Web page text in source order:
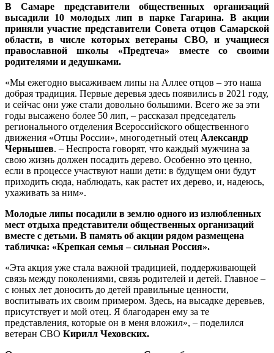
В Самаре представители общественных организаций
высадили 10 молодых лип в парке Гагарина. В акции
приняли участие представители Совета отцов Самарской
области, в числе которых ветераны СВО, и учащиеся
православной школы «Предтеча» вместе со своими
родителями и дедушками.
«Мы ежегодно высаживаем липы на Аллее отцов – это наша
добрая традиция. Первые деревья здесь появились в 2021 году,
и сейчас они уже стали довольно большими. Всего же за эти
годы высажено более 50 лип, – рассказал председатель
регионального отделения Всероссийского общественного
движения «Отцы России», многодетный отец Александр
Чернышев. – Неспроста говорят, что каждый мужчина за
свою жизнь должен посадить дерево. Особенно это ценно,
если в процессе участвуют наши дети: в будущем они будут
приходить сюда, наблюдать, как растет их дерево, и, надеюсь,
ухаживать за ним».
Молодые липы посадили в землю одного из излюбленных
мест отдыха представители общественных организаций
вместе с детьми. В память об акции рядом размещена
табличка: «Крепкая семья – сильная Россия».
«Эта акция уже стала важной традицией, поддерживающей
связь между поколениями, связь родителей и детей. Главное –
с юных лет доносить до детей правильные ценности,
воспитывать их своим примером. Здесь, на высадке деревьев,
присутствует и мой отец. Я благодарен ему за те
представления, которые он в меня вложил», – поделился
ветеран СВО Кирилл Чеховских.